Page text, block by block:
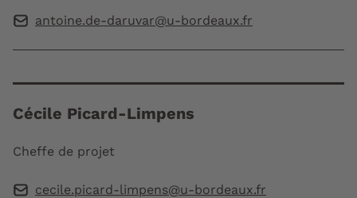
antoine.de-daruvar@u-bordeaux.fr
Cécile Picard-Limpens
Cheffe de projet
cecile.picard-limpens@u-bordeaux.fr